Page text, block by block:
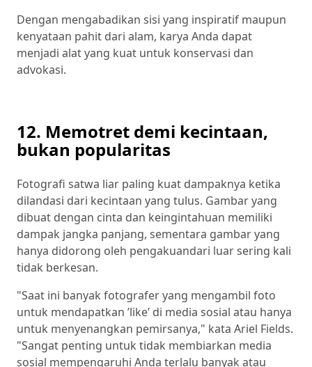
Dengan mengabadikan sisi yang inspiratif maupun
kenyataan pahit dari alam, karya Anda dapat
menjadi alat yang kuat untuk konservasi dan
advokasi.
12. Memotret demi kecintaan,
bukan popularitas
Fotografi satwa liar paling kuat dampaknya ketika
dilandasi dari kecintaan yang tulus. Gambar yang
dibuat dengan cinta dan keingintahuan memiliki
dampak jangka panjang, sementara gambar yang
hanya didorong oleh pengakuandari luar sering kali
tidak berkesan.
"Saat ini banyak fotografer yang mengambil foto
untuk mendapatkan ’like’ di media sosial atau hanya
untuk menyenangkan pemirsanya," kata Ariel Fields.
"Sangat penting untuk tidak membiarkan media
sosial mempengaruhi Anda terlalu banyak atau